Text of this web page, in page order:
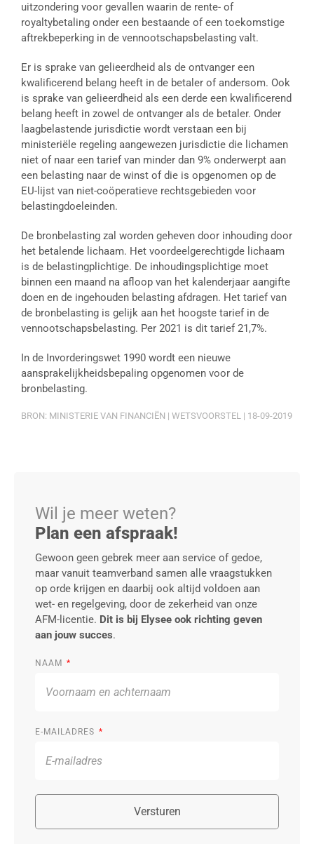
uitzondering voor gevallen waarin de rente- of
royaltybetaling onder een bestaande of een toekomstige
aftrekbeperking in de vennootschapsbelasting valt.
Er is sprake van gelieerdheid als de ontvanger een
kwalificerend belang heeft in de betaler of andersom. Ook
is sprake van gelieerdheid als een derde een kwalificerend
belang heeft in zowel de ontvanger als de betaler. Onder
laagbelastende jurisdictie wordt verstaan een bij
ministeriële regeling aangewezen jurisdictie die lichamen
niet of naar een tarief van minder dan 9% onderwerpt aan
een belasting naar de winst of die is opgenomen op de
EU-lijst van niet-coöperatieve rechtsgebieden voor
belastingdoeleinden.
De bronbelasting zal worden geheven door inhouding door
het betalende lichaam. Het voordeelgerechtigde lichaam
is de belastingplichtige. De inhoudingsplichtige moet
binnen een maand na afloop van het kalenderjaar aangifte
doen en de ingehouden belasting afdragen. Het tarief van
de bronbelasting is gelijk aan het hoogste tarief in de
vennootschapsbelasting. Per 2021 is dit tarief 21,7%.
In de Invorderingswet 1990 wordt een nieuwe
aansprakelijkheidsbepaling opgenomen voor de
bronbelasting.
BRON: MINISTERIE VAN FINANCIËN | WETSVOORSTEL | 18-09-2019
Wil je meer weten?
Plan een afspraak!
Gewoon geen gebrek meer aan service of gedoe,
maar vanuit teamverband samen alle vraagstukken
op orde krijgen en daarbij ook altijd voldoen aan
wet- en regelgeving, door de zekerheid van onze
AFM-licentie. Dit is bij Elysee ook richting geven
aan jouw succes.
NAAM
E-MAILADRES
Versturen